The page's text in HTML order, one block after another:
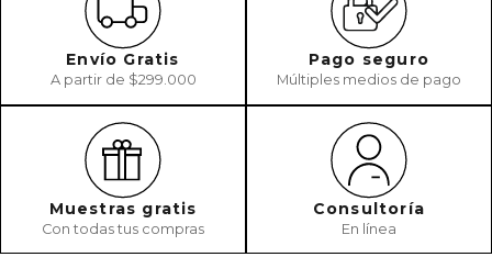
Envío Gratis
A partir de $299.000
Pago seguro
Múltiples medios de pago
Muestras gratis
Con todas tus compras
Consultoría
En línea